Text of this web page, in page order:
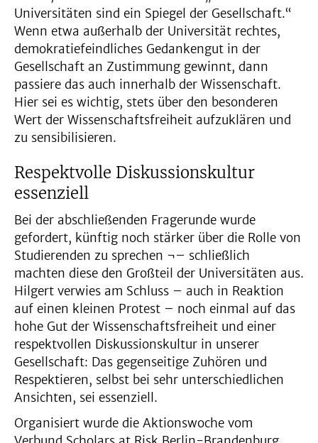
Universitäten sind ein Spiegel der Gesellschaft.“
Wenn etwa außerhalb der Universität rechtes,
demokratiefeindliches Gedankengut in der
Gesellschaft an Zustimmung gewinnt, dann
passiere das auch innerhalb der Wissenschaft.
Hier sei es wichtig, stets über den besonderen
Wert der Wissenschaftsfreiheit aufzuklären und
zu sensibilisieren.
Respektvolle Diskussionskultur
essenziell
Bei der abschließenden Fragerunde wurde
gefordert, künftig noch stärker über die Rolle von
Studierenden zu sprechen ¬– schließlich
machten diese den Großteil der Universitäten aus.
Hilgert verwies am Schluss – auch in Reaktion
auf einen kleinen Protest – noch einmal auf das
hohe Gut der Wissenschaftsfreiheit und einer
respektvollen Diskussionskultur in unserer
Gesellschaft: Das gegenseitige Zuhören und
Respektieren, selbst bei sehr unterschiedlichen
Ansichten, sei essenziell.
Organisiert wurde die Aktionswoche vom